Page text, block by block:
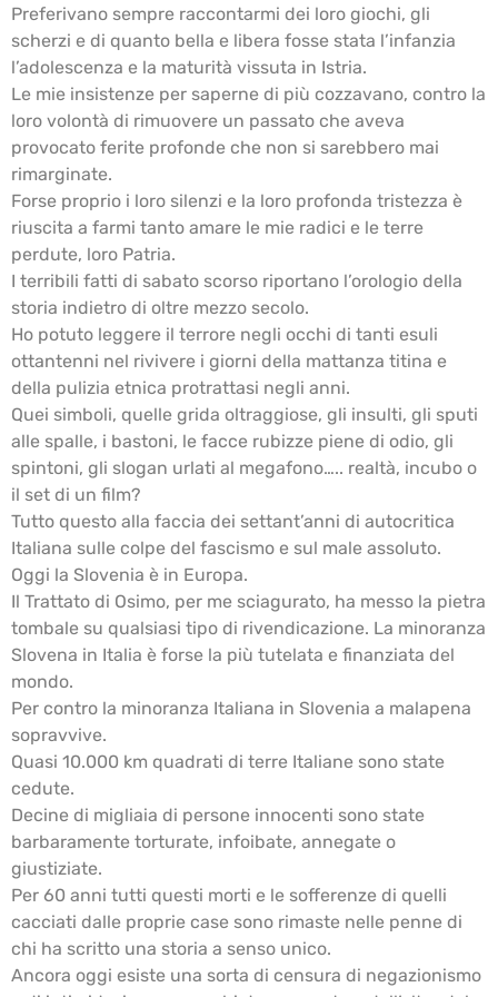
Preferivano sempre raccontarmi dei loro giochi, gli
scherzi e di quanto bella e libera fosse stata l’infanzia
l’adolescenza e la maturità vissuta in Istria.
Le mie insistenze per saperne di più cozzavano, contro la
loro volontà di rimuovere un passato che aveva
provocato ferite profonde che non si sarebbero mai
rimarginate.
Forse proprio i loro silenzi e la loro profonda tristezza è
riuscita a farmi tanto amare le mie radici e le terre
perdute, loro Patria.
I terribili fatti di sabato scorso riportano l’orologio della
storia indietro di oltre mezzo secolo.
Ho potuto leggere il terrore negli occhi di tanti esuli
ottantenni nel rivivere i giorni della mattanza titina e
della pulizia etnica protrattasi negli anni.
Quei simboli, quelle grida oltraggiose, gli insulti, gli sputi
alle spalle, i bastoni, le facce rubizze piene di odio, gli
spintoni, gli slogan urlati al megafono….. realtà, incubo o
il set di un film?
Tutto questo alla faccia dei settant’anni di autocritica
Italiana sulle colpe del fascismo e sul male assoluto.
Oggi la Slovenia è in Europa.
Il Trattato di Osimo, per me sciagurato, ha messo la pietra
tombale su qualsiasi tipo di rivendicazione. La minoranza
Slovena in Italia è forse la più tutelata e finanziata del
mondo.
Per contro la minoranza Italiana in Slovenia a malapena
sopravvive.
Quasi 10.000 km quadrati di terre Italiane sono state
cedute.
Decine di migliaia di persone innocenti sono state
barbaramente torturate, infoibate, annegate o
giustiziate.
Per 60 anni tutti questi morti e le sofferenze di quelli
cacciati dalle proprie case sono rimaste nelle penne di
chi ha scritto una storia a senso unico.
Ancora oggi esiste una sorta di censura di negazionismo